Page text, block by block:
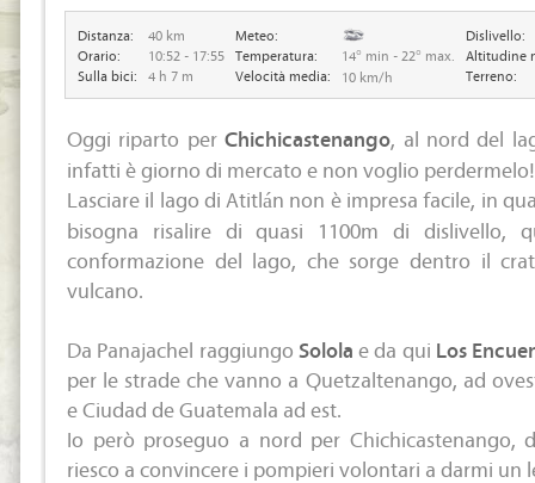
Distanza:
Orario:
Sulla bici:
40 km
10:52 - 17:55
4 h 7 m
Meteo:
Temperatura:
Velocità media:
14° min - 22° max.
10 km/h
Dislivello:
Altitudine
Terreno:
Oggi riparto perChichicastenango, al nord del
infatti è giorno di mercato e non voglio perdermelo!
Lasciare il lago di Atitlán non è impresa facile, in
bisogna risalire di quasi 1100m di dislivello,
conformazione del lago, che sorge dentro il
vulcano.
Da Panajachel raggiungo Sololae da qui Los
per le strade che vanno a Quetzaltenango, ad
e Ciudad de Guatemala ad est.
Io però proseguo a nord per Chichicastenango,
riesco a convincere i pompieri volontari a darmi un